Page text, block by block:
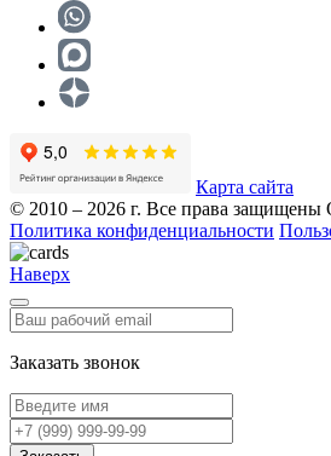
Карта сайта
© 2010 – 2026 г. Все права защищены
Политика конфиденциальности
Наверх
Заказать звонок